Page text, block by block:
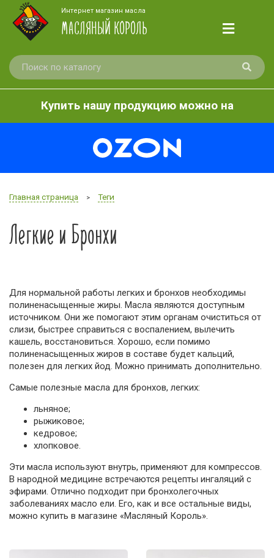
Интернет магазин масла
МАСЛЯНЫЙ КОРОЛЬ
Купить нашу продукцию можно на
Главная страница > Теги
Легкие и Бронхи
Для нормальной работы легких и бронхов необходимы
полиненасыщенные жиры. Масла являются доступным
источником. Они же помогают этим органам очиститься от
слизи, быстрее справиться с воспалением, вылечить
кашель, восстановиться. Хорошо, если помимо
полиненасыщенных жиров в составе будет кальций,
полезен для легких йод. Можно принимать дополнительно.
Самые полезные масла для бронхов, легких:
льняное;
рыжиковое;
кедровое;
хлопковое.
Эти масла используют внутрь, применяют для компрессов.
В народной медицине встречаются рецепты ингаляций с
эфирами. Отлично подходит при бронхолегочных
заболеваниях масло ели. Его, как и все остальные виды,
можно купить в магазине «Масляный Король».